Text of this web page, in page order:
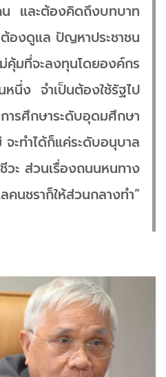
น และต้องคิดถึงบทบาท
องดูแล ปัญหาประชาชน
มที่จะลงทุนโดยองค์กร
นึ่ง จำเป็นต้องใช้รัฐไป
ารศึกษาระดับอุดมศึกษา
ะทำได้ก็แค่ระดับอนุบาล
ะ ส่วนเรื่องถนนหนทาง
คนชราก็ให้ส่วนกลางทำ”